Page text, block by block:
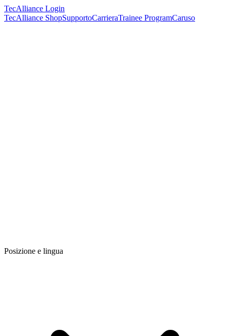
TecAlliance Login
TecAlliance ShopSupportoCarrieraTrainee ProgramCaruso
Posizione e lingua